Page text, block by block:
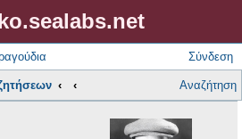
Σύνδεση
Αναζήτηση